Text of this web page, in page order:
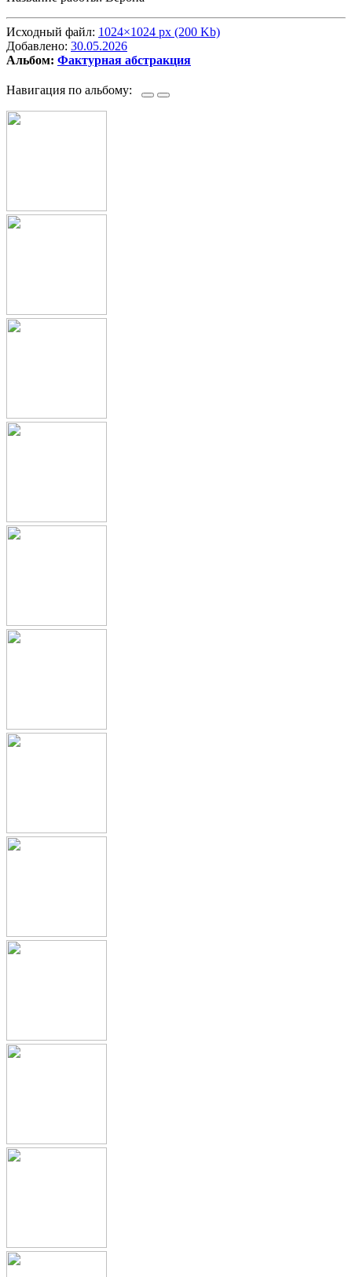
Исходный файл: 1024×1024 px (200 Kb)
Добавлено: 30.05.2026
Альбом: Фактурная абстракция
Навигация по альбому: